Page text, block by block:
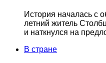
История началась с
летний житель
и наткнулся на
В стране